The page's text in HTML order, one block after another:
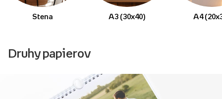
Stena A3 (30x40) A4
Druhy papierov